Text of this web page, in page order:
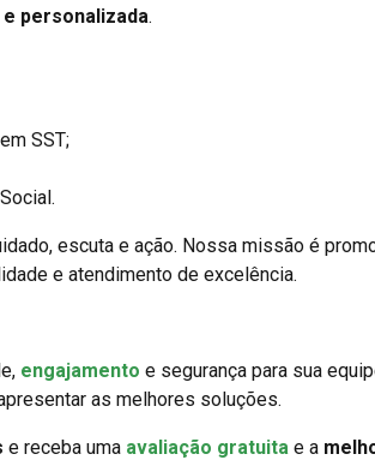
personalizada.
SST;
escuta e ação. Nossa missão é
e atendimento de excelência.
engajamento e segurança para sua
as melhores soluções.
e receba uma avaliação gratuita e a